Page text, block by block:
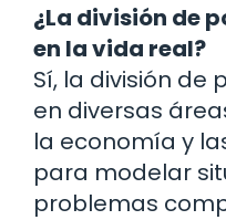
¿La división de
en la vida real?
Sí, la división de
en diversas
la economía y
para modelar
problemas